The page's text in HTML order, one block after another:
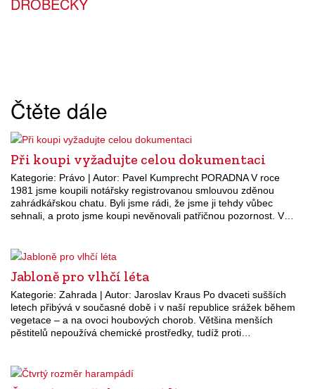
Čtěte dále
Při koupi vyžadujte celou dokumentaci
Kategorie: Právo | Autor: Pavel Kumprecht PORADNA V roce
1981 jsme koupili notářsky registrovanou smlouvou zděnou
zahrádkářskou chatu. Byli jsme rádi, že jsme ji tehdy vůbec
sehnali, a proto jsme koupi nevěnovali patřičnou pozornost. V…
Jabloně pro vlhčí léta
Kategorie: Zahrada | Autor: Jaroslav Kraus Po dvaceti sušších
letech přibývá v současné době i v naší republice srážek během
vegetace – a na ovoci houbových chorob. Většina menších
pěstitelů nepoužívá chemické prostředky, tudíž proti…